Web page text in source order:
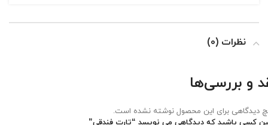
نظرات (0)
و بررسی‌ها
دیدگاهی برای این محصول نوشته نشده است.
کسی باشید که دیدگاهی می نویسد “تارت فندقی”